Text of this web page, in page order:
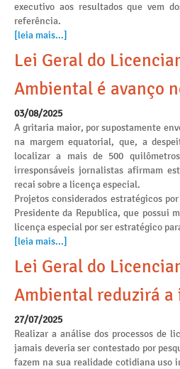
executivo aos resultados que vem
referência.
[leia mais...]
Lei Geral do
Ambiental é avanço
03/08/2025
A gritaria maior, por supostamente
na margem equatorial, que, a
localizar a mais de 500
irresponsáveis jornalistas afirmam
recai sobre a licença especial.
Projetos considerados estratégicos
Presidente da Republica, que possui
licença especial por ser estratégico
[leia mais...]
Lei Geral do
Ambiental reduzirá a
27/07/2025
Realizar a análise dos processos de
jamais deveria ser contestado por
fazem na sua realidade cotidiana uso